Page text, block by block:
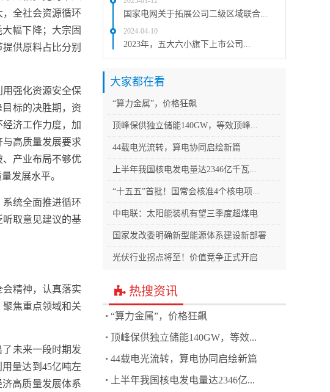
全社会资源循环
幅下降；大宗固
供原料占比分别
强化资源安全保
标的决胜期，资
济工作力度，加
高质量发展要求
产业布局不够优
发展水平。
统全面推进循环
取意见建议的基
精神，认真落实
焦重点领域和关
未来一段时期发
量达到45亿吨左
高质量发展体系
国家电网关于拓展公司二级区域联合...
2024-04-10
2023年，五大六小旗下上市公司...
大家都在看
“算力金属”，价格狂飙
顶峰保供独立储能140GW，等效顶峰...
44载电光流转，算电协同启绘新篇
上半年我国核电发电量达2346亿千瓦...
“十五五”首批！国常会核准4个核电项...
中电联：太阳能装机有望三季度超煤电
国家发改委明确新型能源体系建设新部署
光伏行业拐点将至！价值竞争正式开启
热搜资讯
“算力金属”，价格狂飙
顶峰保供独立储能140GW，等效...
44载电光流转，算电协同启绘新篇
上半年我国核电发电量达2346亿...